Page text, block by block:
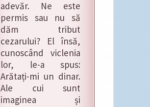
adevăr. Ne este
permis sau nu să
dăm tribut
cezarului? El însă,
cunoscând viclenia
lor, le-a spus:
Arătați-mi un dinar.
Ale cui sunt
imaginea și